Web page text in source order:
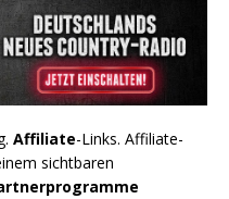
Affiliate-Links. Affiliate-
sichtbaren